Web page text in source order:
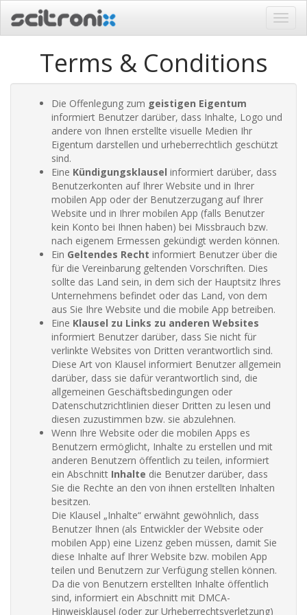
ein-/
Terms & Conditions
Die Offenlegung zum geistigen Eigentum
informiert Benutzer darüber, dass Inhalte, Logo und
andere von Ihnen erstellte visuelle Medien Ihr
Eigentum darstellen und urheberrechtlich geschützt
sind.
Eine Kündigungsklausel informiert darüber, dass
Benutzerkonten auf Ihrer Website und in Ihrer
mobilen App oder der Benutzerzugang auf Ihrer
Website und in Ihrer mobilen App (falls Benutzer
kein Konto bei Ihnen haben) bei Missbrauch bzw.
nach eigenem Ermessen gekündigt werden können.
Ein Geltendes Recht informiert Benutzer über die
für die Vereinbarung geltenden Vorschriften. Dies
sollte das Land sein, in dem sich der Hauptsitz Ihres
Unternehmens befindet oder das Land, von dem
aus Sie Ihre Website und die mobile App betreiben.
Eine Klausel zu Links zu anderen Websites
informiert Benutzer darüber, dass Sie nicht für
verlinkte Websites von Dritten verantwortlich sind.
Diese Art von Klausel informiert Benutzer allgemein
darüber, dass sie dafür verantwortlich sind, die
allgemeinen Geschäftsbedingungen oder
Datenschutzrichtlinien dieser Dritten zu lesen und
diesen zuzustimmen bzw. sie abzulehnen.
Wenn Ihre Website oder die mobilen Apps es
Benutzern ermöglicht, Inhalte zu erstellen und mit
anderen Benutzern öffentlich zu teilen, informiert
ein Abschnitt Inhalte die Benutzer darüber, dass
Sie die Rechte an den von ihnen erstellten Inhalten
besitzen.
Die Klausel „Inhalte“ erwähnt gewöhnlich, dass
Benutzer Ihnen (als Entwickler der Website oder
mobilen App) eine Lizenz geben müssen, damit Sie
diese Inhalte auf Ihrer Website bzw. mobilen App
teilen und Benutzern zur Verfügung stellen können.
Da die von Benutzern erstellten Inhalte öffentlich
sind, informiert ein Abschnitt mit DMCA-
Hinweisklausel (oder zur Urheberrechtsverletzung)